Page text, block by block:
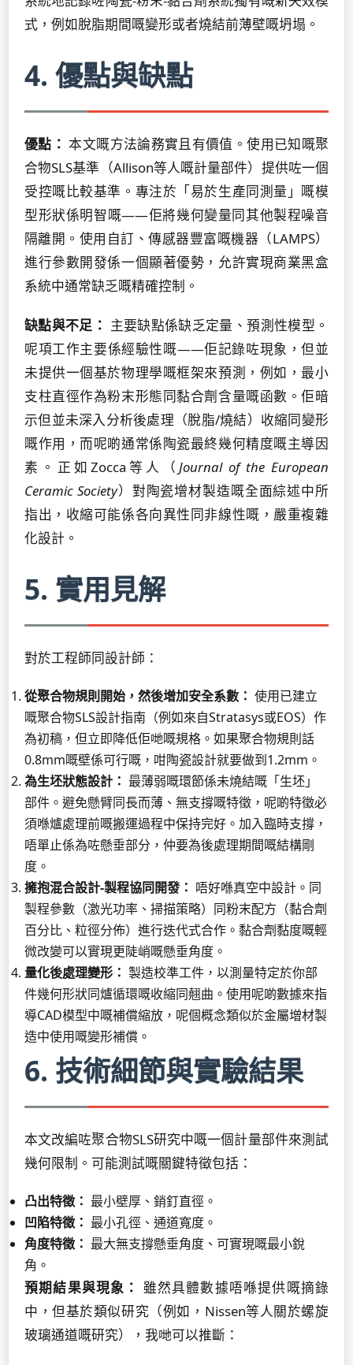
式，例如脫脂期間嘅變形或者燒結前薄壁嘅坍塌。
4. 優點與缺點
優點： 本文嘅方法論務實且有價值。使用已知嘅聚
合物SLS基準（Allison等人嘅計量部件）提供咗一個
受控嘅比較基準。專注於「易於生產同測量」嘅模
型形狀係明智嘅——佢將幾何變量同其他製程噪音
隔離開。使用自訂、傳感器豐富嘅機器（LAMPS）
進行參數開發係一個顯著優勢，允許實現商業黑盒
系統中通常缺乏嘅精確控制。
缺點與不足： 主要缺點係缺乏定量、預測性模型。
呢項工作主要係經驗性嘅——佢記錄咗現象，但並
未提供一個基於物理學嘅框架來預測，例如，最小
支柱直徑作為粉末形態同黏合劑含量嘅函數。佢暗
示但並未深入分析後處理（脫脂/燒結）收縮同變形
嘅作用，而呢啲通常係陶瓷最終幾何精度嘅主導因
素。正如Zocca等人（ Journal of the European
Ceramic Society）對陶瓷增材製造嘅全面綜述中所
指出，收縮可能係各向異性同非線性嘅，嚴重複雜
化設計。
5. 實用見解
對於工程師同設計師：
從聚合物規則開始，然後增加安全系數： 使用已建立
嘅聚合物SLS設計指南（例如來自Stratasys或EOS）作
為初稿，但立即降低佢哋嘅規格。如果聚合物規則話
0.8mm嘅壁係可行嘅，咁陶瓷設計就要做到1.2mm。
為生坯狀態設計： 最薄弱嘅環節係未燒結嘅「生坯」
部件。避免懸臂同長而薄、無支撐嘅特徵，呢啲特徵必
須喺爐處理前嘅搬運過程中保持完好。加入臨時支撐，
唔單止係為咗懸垂部分，仲要為後處理期間嘅結構剛
度。
擁抱混合設計-製程協同開發： 唔好喺真空中設計。同
製程參數（激光功率、掃描策略）同粉末配方（黏合劑
百分比、粒徑分佈）進行迭代式合作。黏合劑黏度嘅輕
微改變可以實現更陡峭嘅懸垂角度。
量化後處理變形： 製造校準工件，以測量特定於你部
件幾何形狀同爐循環嘅收縮同翹曲。使用呢啲數據來指
導CAD模型中嘅補償縮放，呢個概念類似於金屬增材製
造中使用嘅變形補償。
6. 技術細節與實驗結果
本文改編咗聚合物SLS研究中嘅一個計量部件來測試
幾何限制。可能測試嘅關鍵特徵包括：
凸出特徵： 最小壁厚、銷釘直徑。
凹陷特徵： 最小孔徑、通道寬度。
角度特徵： 最大無支撐懸垂角度、可實現嘅最小銳
角。
預期結果與現象：
雖然具體數據唔喺提供嘅摘錄
中，但基於類似研究（例如，Nissen等人關於螺旋
玻璃通道嘅研究），我哋可以推斷：